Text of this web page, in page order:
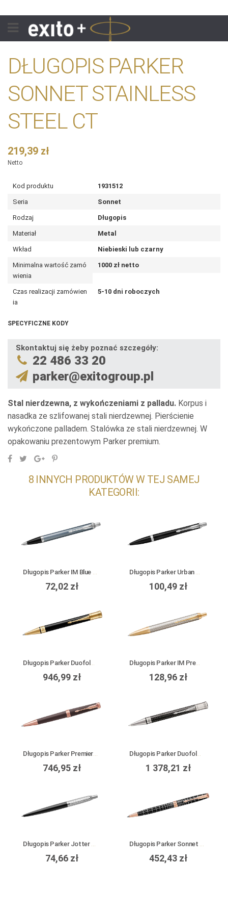
DŁUGOPIS PARKER
SONNET STAINLESS
STEEL CT
219,39 zł
Netto
Kod produktu 1931512
Seria Sonnet
Rodzaj Długopis
Materiał Metal
Wkład Niebieski lub czarny
Minimalna wartość zamó
wienia
1000 zł netto
Czas realizacji zamówien
ia
5-10 dni roboczych
SPECYFICZNE KODY
Skontaktuj się żeby poznać szczegóły:
22 486 33 20
parker@exitogroup.pl
Stal nierdzewna, z wykończeniami z palladu. Korpus i
nasadka ze szlifowanej stali nierdzewnej. Pierścienie
wykończone palladem. Stalówka ze stali nierdzewnej. W
opakowaniu prezentowym Parker premium.
8 INNYCH PRODUKTÓW W TEJ SAMEJ
KATEGORII:
Długopis Parker IM Blue Grey CT
72,02 zł
Długopis Parker Urban Muted Black CT
100,49 zł
946,99 zł
Długopis Parker IM Premium Warm Grey GT
128,96 zł
746,95 zł
Długopis Parker Duofold Prestige Black Chevron CT
1 378,21 zł
Długopis Parker Jotter Premium Bond Street Black Grid CT
74,66 zł
Długopis Parker Sonnet Premium Brown Rubber Lacquer PGT
452,43 zł